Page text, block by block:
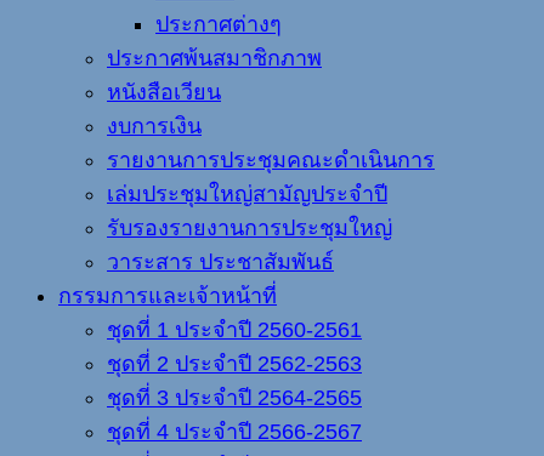
ประกาศต่างๆ
ประกาศพ้นสมาชิกภาพ
หนังสือเวียน
งบการเงิน
รายงานการประชุมคณะดำเนินการ
เล่มประชุมใหญ่สามัญประจำปี
รับรองรายงานการประชุมใหญ่
วาระสาร ประชาสัมพันธ์
กรรมการและเจ้าหน้าที่
ชุดที่ 1 ประจำปี 2560-2561
ชุดที่ 2 ประจำปี 2562-2563
ชุดที่ 3 ประจำปี 2564-2565
ชุดที่ 4 ประจำปี 2566-2567